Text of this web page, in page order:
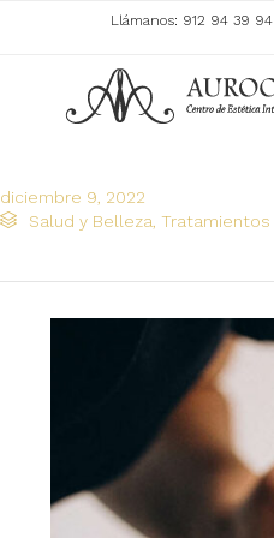
Llámanos: 912 94 39 94
diciembre 9, 2022
 Category
Salud y Belleza Tratamientos